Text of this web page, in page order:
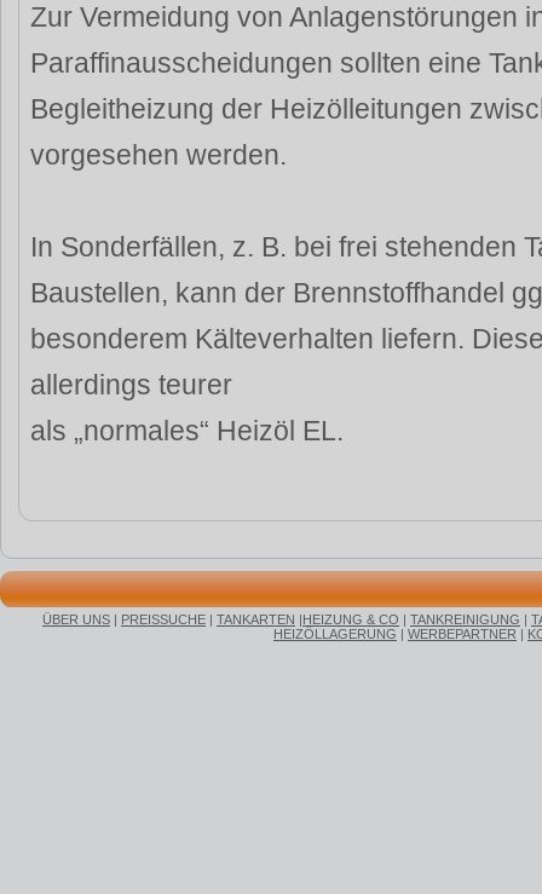
Zur Vermeidung von Anlagenstörungen
Paraffinausscheidungen sollten eine
Begleitheizung der Heizölleitungen
vorgesehen werden.
In Sonderfällen, z. B. bei frei stehenden
Baustellen, kann der Brennstoffhandel
besonderem Kälteverhalten liefern.
allerdings teurer
als „normales“ Heizöl EL.
ÜBER UNS | PREISSUCHE | TANKARTEN |HEIZUNG & CO | TANKREINIGUNG |
HEIZÖLLAGERUNG | WERBEPARTNER |